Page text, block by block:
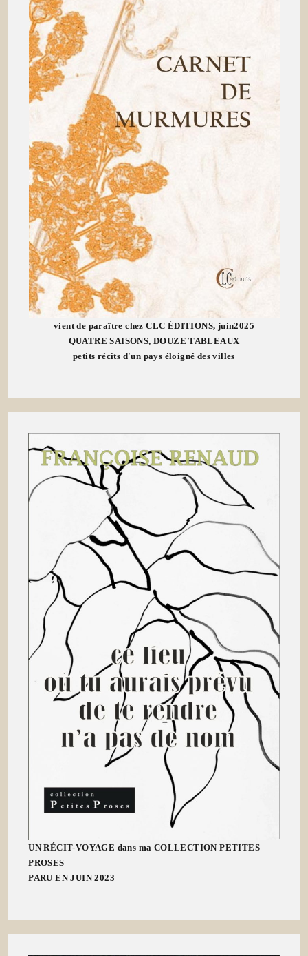
vient de paraître chez CLC ÉDITIONS, juin2025
QUATRE SAISONS, DOUZE TABLEAUX
petits récits d'un pays éloigné des villes
UN RÉCIT-VOYAGE dans ma COLLECTION PETITES
PROSES
PARU EN JUIN 2023